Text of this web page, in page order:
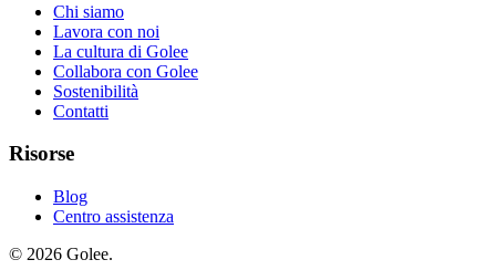
Chi siamo
Lavora con noi
La cultura di Golee
Collabora con Golee
Sostenibilità
Contatti
Risorse
Blog
Centro assistenza
© 2026 Golee.